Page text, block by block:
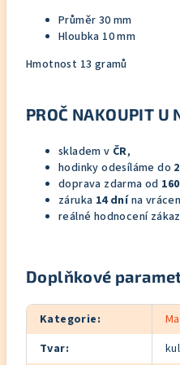
Průměr 30 mm
Hloubka 10 mm
Hmotnost 13 gramů
PROČ NAKOUPIT U
skladem v ČR,
hodinky odesíláme do
doprava zdarma od
záruka 14 dnína
reálné hodnocení
Doplňkové
Kategorie:
Tvar: